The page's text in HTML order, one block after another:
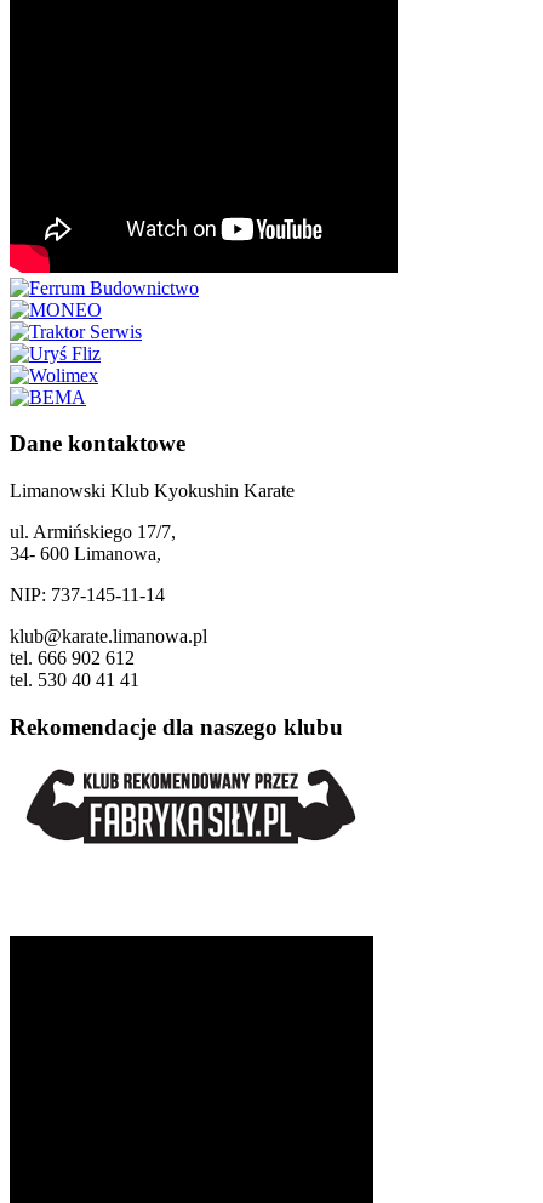
Dane kontaktowe
Limanowski Klub Kyokushin Karate
ul. Armińskiego 17/7,
34- 600 Limanowa,
NIP: 737-145-11-14
klub@karate.limanowa.pl
tel. 666 902 612
tel. 530 40 41 41
Rekomendacje dla naszego klubu